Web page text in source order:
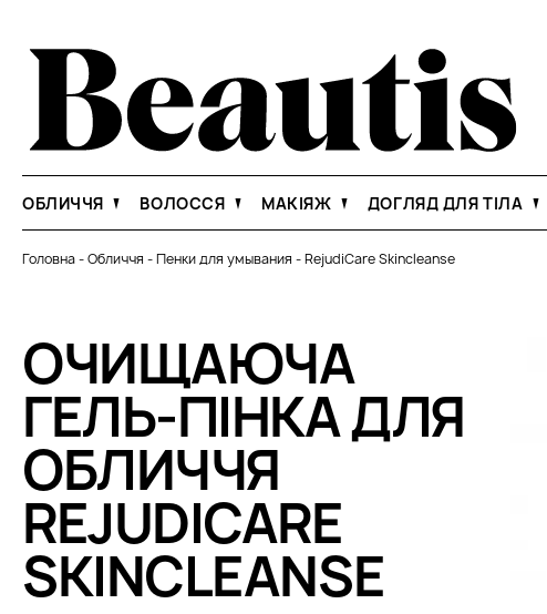
ОБЛИЧЧЯ ВОЛОССЯ МАКІЯЖ ДОГЛЯД ДЛЯ ТІЛА
Головна-Обличчя -Пенки для умывания -RejudiCare Skincleanse
ОЧИЩАЮЧА
ГЕЛЬ-ПІНКА ДЛЯ
ОБЛИЧЧЯ
REJUDICARE
SKINCLEANSE